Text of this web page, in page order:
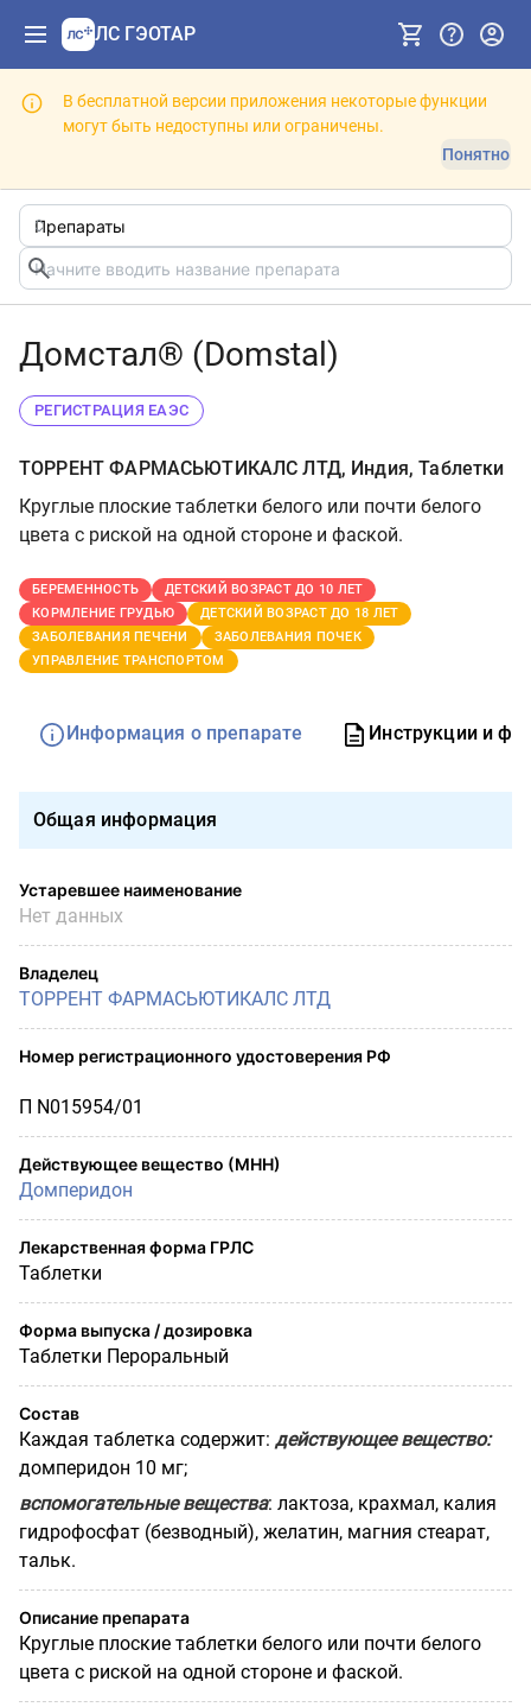
ЛС ГЭОТАР
В бесплатной версии приложения некоторые функции
могут быть недоступны или ограничены.
Понятно
Домстал® (Domstal)
РЕГИСТРАЦИЯ ЕАЭС
ТОРРЕНТ ФАРМАСЬЮТИКАЛС ЛТД, Индия, Таблетки
Круглые плоские таблетки белого или почти белого
цвета с риской на одной стороне и фаской.
БЕРЕМЕННОСТЬ
ДЕТСКИЙ ВОЗРАСТ ДО 10 ЛЕТ
КОРМЛЕНИЕ ГРУДЬЮ
ДЕТСКИЙ ВОЗРАСТ ДО 18 ЛЕТ
ЗАБОЛЕВАНИЯ ПЕЧЕНИ
ЗАБОЛЕВАНИЯ ПОЧЕК
УПРАВЛЕНИЕ ТРАНСПОРТОМ
Информация о препарате Инструкции и
Общая информация
Устаревшее наименование
Нет данных
Владелец
ТОРРЕНТ ФАРМАСЬЮТИКАЛС ЛТД
Номер регистрационного удостоверения РФ
П N015954/01
Действующее вещество (МНН)
Домперидон
Лекарственная форма ГРЛС
Таблетки
Форма выпуска / дозировка
Таблетки Пероральный
Состав
Каждая таблетка содержит: действующее вещество:
домперидон 10 мг;
вспомогательные вещества: лактоза, крахмал, калия
гидрофосфат (безводный), желатин, магния стеарат,
тальк.
Описание препарата
Круглые плоские таблетки белого или почти белого
цвета с риской на одной стороне и фаской.